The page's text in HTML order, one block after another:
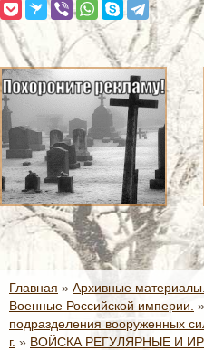
Главная » Архивные материалы.
Военные Российской империи. »
подразделения вооруженных
г. » ВОЙСКА РЕГУЛЯРНЫЕ И